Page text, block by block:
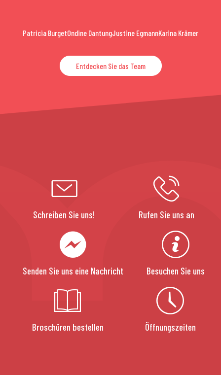
Patricia BurgetOndine DantungJustine EgmannKarina Krämer
Entdecken Sie das Team
Schreiben Sie uns! Rufen Sie uns an
Senden Sie uns eine Nachricht Besuchen Sie uns
Broschüren bestellen Öffnungszeiten